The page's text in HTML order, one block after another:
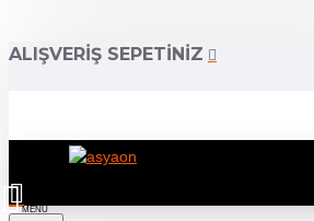
ALIŞVERIŞ SEPETINIZ